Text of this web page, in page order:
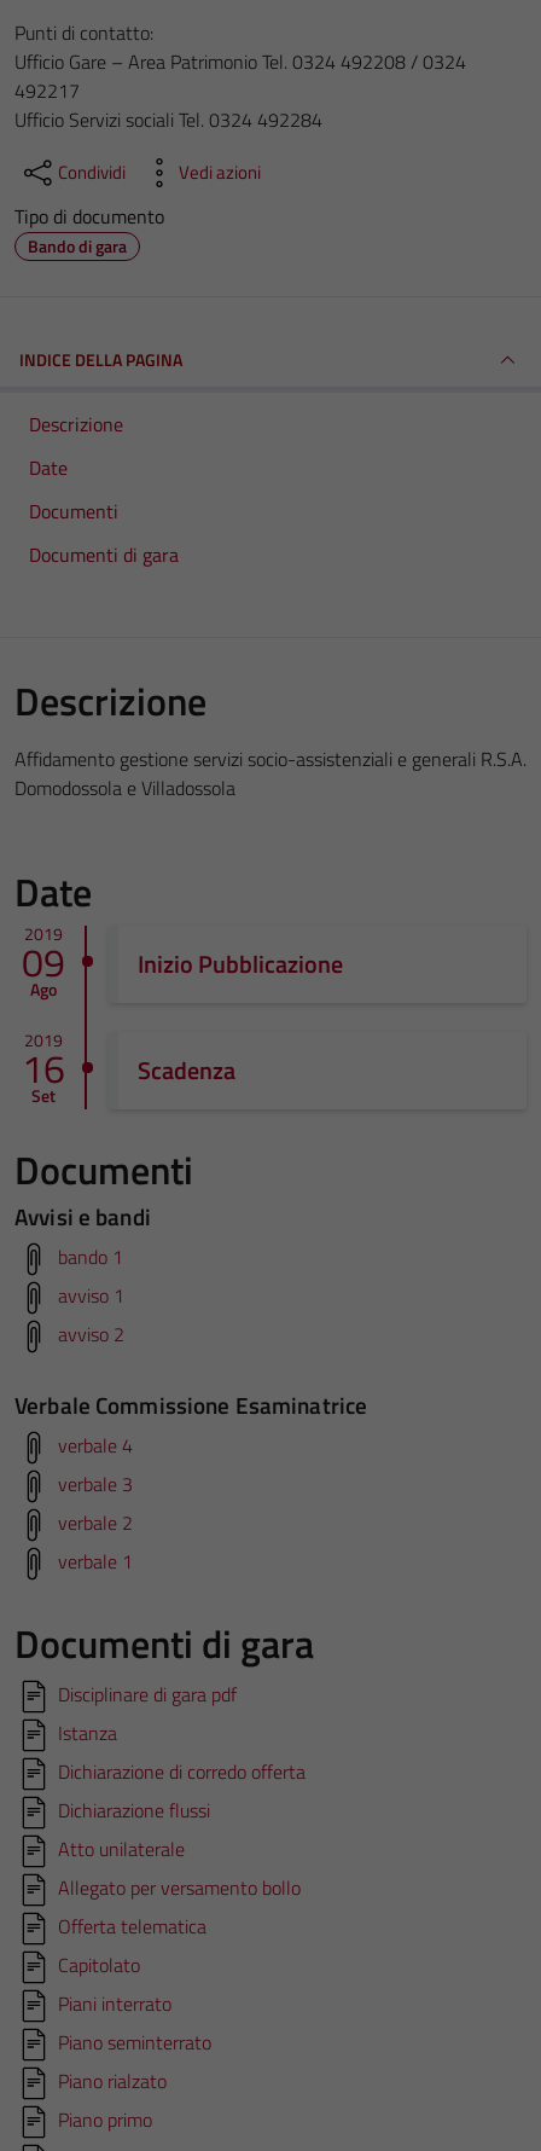
Punti di contatto:
Ufficio Gare – Area Patrimonio Tel. 0324 492208 / 0324
492217
Ufficio Servizi sociali Tel. 0324 492284
Condividi Vedi azioni
Tipo di documento
Bando di gara
INDICE DELLA PAGINA
Descrizione
Date
Documenti
Documenti di gara
Descrizione
Affidamento gestione servizi socio-assistenziali e generali R.S.A.
Domodossola e Villadossola
Date
2019
09
Ago
Inizio Pubblicazione
2019
16
Set
Scadenza
Documenti
Avvisi e bandi
bando 1
avviso 1
avviso 2
Verbale Commissione Esaminatrice
verbale 4
verbale 3
verbale 2
verbale 1
Documenti di gara
Disciplinare di gara pdf
Istanza
Dichiarazione di corredo offerta
Dichiarazione flussi
Atto unilaterale
Allegato per versamento bollo
Offerta telematica
Capitolato
Piani interrato
Piano seminterrato
Piano rialzato
Piano primo